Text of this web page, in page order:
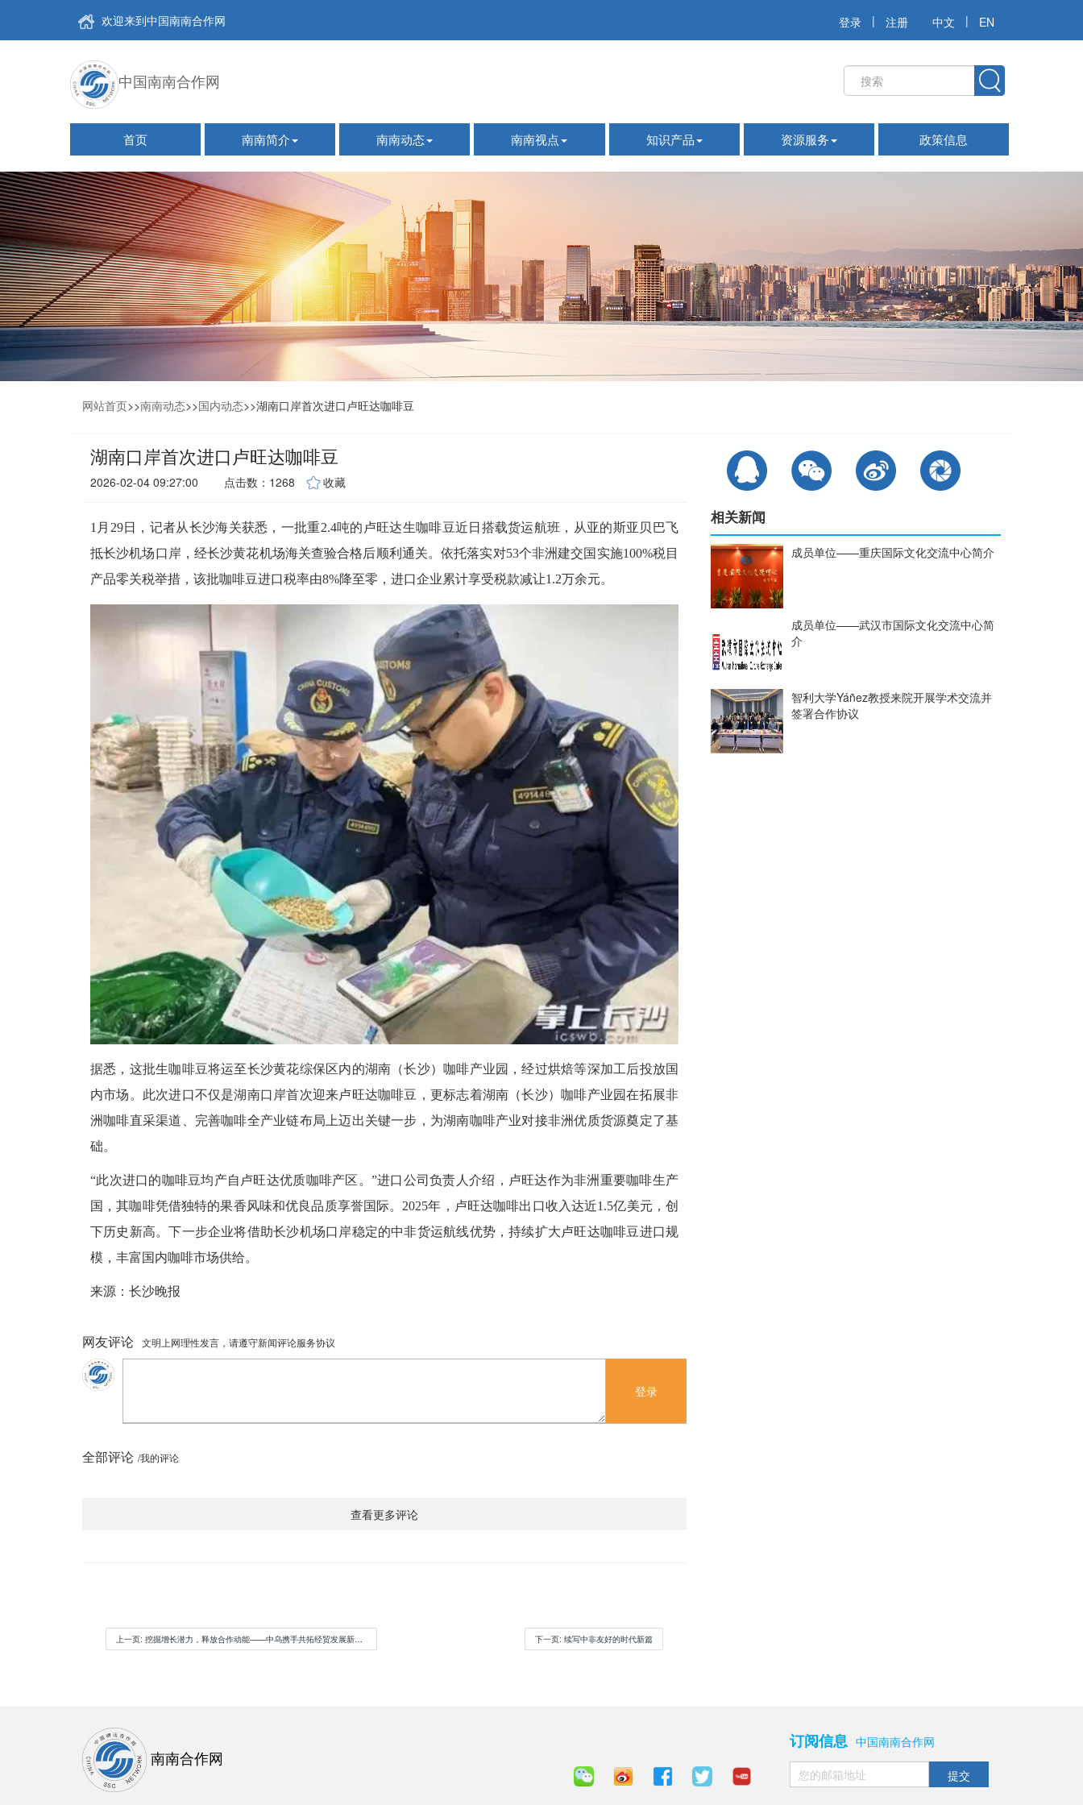
欢迎来到中国南南合作网 登录 | 注册 中文 | EN
中国南南合作网
首页 南南简介 南南动态 南南视点 知识产品 资源服务 政策信息
网站首页>>南南动态>>国内动态>>湖南口岸首次进口卢旺达咖啡豆
湖南口岸首次进口卢旺达咖啡豆
2026-02-04 09:27:00 点击数：1268 收藏
1月29日，记者从长沙海关获悉，一批重2.4吨的卢旺达生咖啡豆近日搭载货运航班，从亚的斯亚贝巴飞
抵长沙机场口岸，经长沙黄花机场海关查验合格后顺利通关。依托落实对53个非洲建交国实施100%税目
产品零关税举措，该批咖啡豆进口税率由8%降至零，进口企业累计享受税款减让1.2万余元。
据悉，这批生咖啡豆将运至长沙黄花综保区内的湖南（长沙）咖啡产业园，经过烘焙等深加工后投放国
内市场。此次进口不仅是湖南口岸首次迎来卢旺达咖啡豆，更标志着湖南（长沙）咖啡产业园在拓展非
洲咖啡直采渠道、完善咖啡全产业链布局上迈出关键一步，为湖南咖啡产业对接非洲优质货源奠定了基
础。
“此次进口的咖啡豆均产自卢旺达优质咖啡产区。”进口公司负责人介绍，卢旺达作为非洲重要咖啡生产
国，其咖啡凭借独特的果香风味和优良品质享誉国际。2025年，卢旺达咖啡出口收入达近1.5亿美元，创
下历史新高。下一步企业将借助长沙机场口岸稳定的中非货运航线优势，持续扩大卢旺达咖啡豆进口规
模，丰富国内咖啡市场供给。
来源：长沙晚报
网友评论 文明上网理性发言，请遵守新闻评论服务协议
登录
全部评论 /我的评论
查看更多评论
上一页: 挖掘增长潜力，释放合作动能——中乌携手共拓经贸发展新机遇 下一页: 续写中非友好的时代新篇
相关新闻
成员单位——重庆国际文化交流中心简介
成员单位——武汉市国际文化交流中心简
介
智利大学Yáñez教授来院开展学术交流并
签署合作协议
南南合作网
订阅信息 中国南南合作网
提交